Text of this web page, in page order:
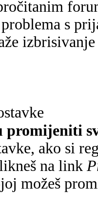
s
promijeniti
ako si
na link
možeš